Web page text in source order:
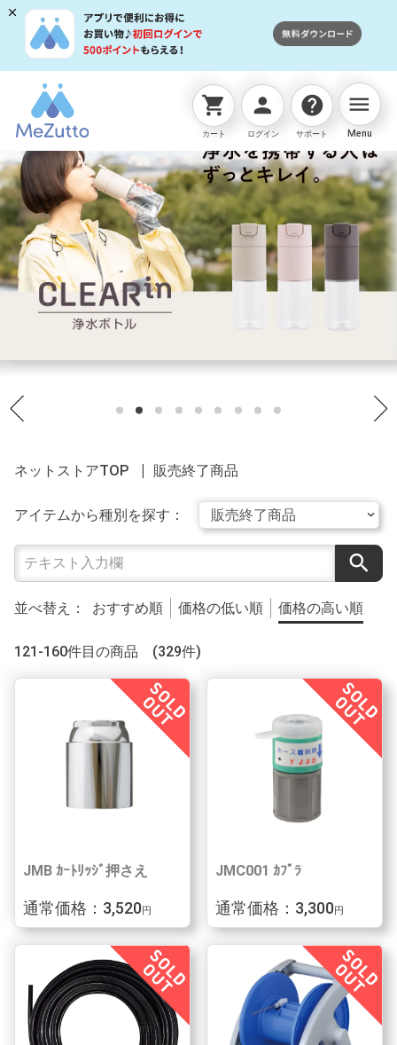
shopping_cart
カート
person
ログイン
help
サポート
menu
Menu
ネットストアTOP 販売終了商品
アイテムから種別を探す：
search
並べ替え： おすすめ順 価格の低い順 価格の高い順
121-160件目の商品 (329件)
JMB ｶｰﾄﾘｯｼﾞ押さえ
通常価格：3,520円
JMC001 ｶﾌﾟﾗ
通常価格：3,300円